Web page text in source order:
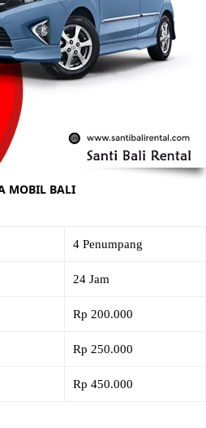
MOBIL BALI
4 Penumpang
24 Jam
Rp 200.000
Rp 250.000
Rp 450.000